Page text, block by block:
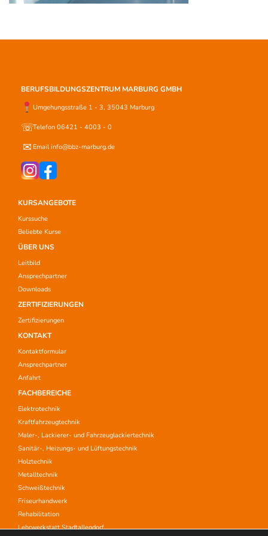
BERUFSBILDUNGSZENTRUM MARBURG GMBH
Umgehungsstraße 1 - 3, 35043 Marburg
☏Telefon 06421 - 4003 - 0
✉ Email info@bbz-marburg.de
KURSANGEBOTE
Kurssuche
Beliebte Kurse
ÜBER UNS
Leitbild
Ansprechpartner
Downloads
ZERTIFIZIERUNGEN
Zertifizierungen
KONTAKT
Kontaktformular
Ansprechpartner
Anfahrt
FACHBEREICHE
Elektrotechnik
Kraftfahrzeugtechnik
Maler-, Lackierer- und Fahrzeuglackiertechnik
Sanitär-, Heizungs- und Lüftungstechnik
Holztechnik
Metalltechnik
Schweißtechnik
Friseurhandwerk
Rehabilitation
Lehrwerkstatt Stadtallendorf